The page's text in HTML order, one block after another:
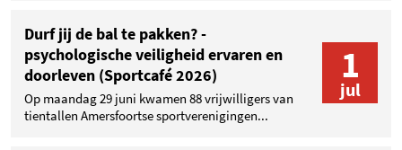
Durf jij de bal te pakken? -
psychologische veiligheid ervaren en
doorleven (Sportcafé 2026)
Op maandag 29 juni kwamen 88 vrijwilligers van
tientallen Amersfoortse sportverenigingen...
1
jul